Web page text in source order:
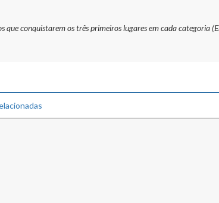
conquistarem os três primeiros lugares em cada categoria